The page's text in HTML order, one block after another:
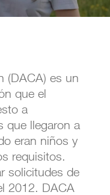
(DACA) es un
que el
a
que llegaron a
eran niños y
requisitos.
solicitudes de
2012. DACA